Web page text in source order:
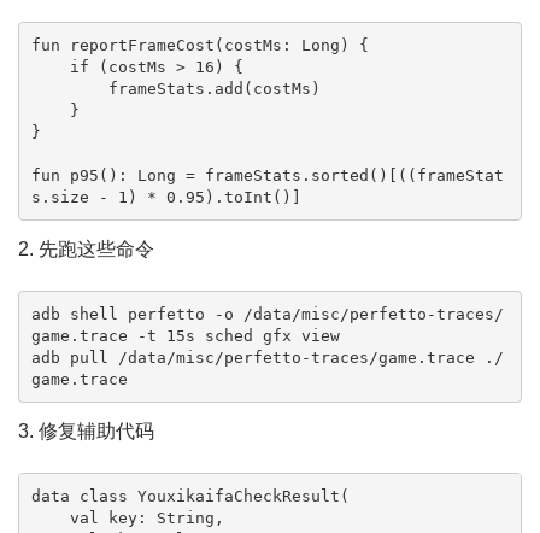
fun reportFrameCost(costMs: Long) {
}
fun p95(): Long = frameStats.sorted()[((frameStat
s.size - 1) * 0.95).toInt()]
2. 先跑这些命令
adb shell perfetto -o /data/misc/perfetto-traces/
game.trace -t 15s sched gfx view
adb pull /data/misc/perfetto-traces/game.trace ./
game.trace
3. 修复辅助代码
data class YouxikaifaCheckResult(